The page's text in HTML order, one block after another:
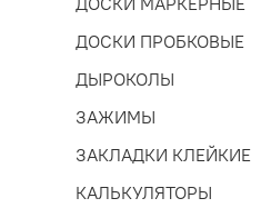
ДОСКИ ПРОБКОВЫЕ
ДЫРОКОЛЫ
ЗАЖИМЫ
ЗАКЛАДКИ КЛЕЙКИЕ
КАЛЬКУЛЯТОРЫ